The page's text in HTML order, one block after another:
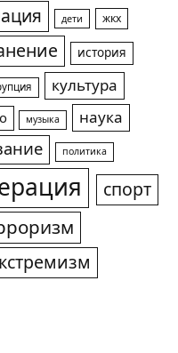
дети жкх
история
культура
музыка
наука
политика
спорт